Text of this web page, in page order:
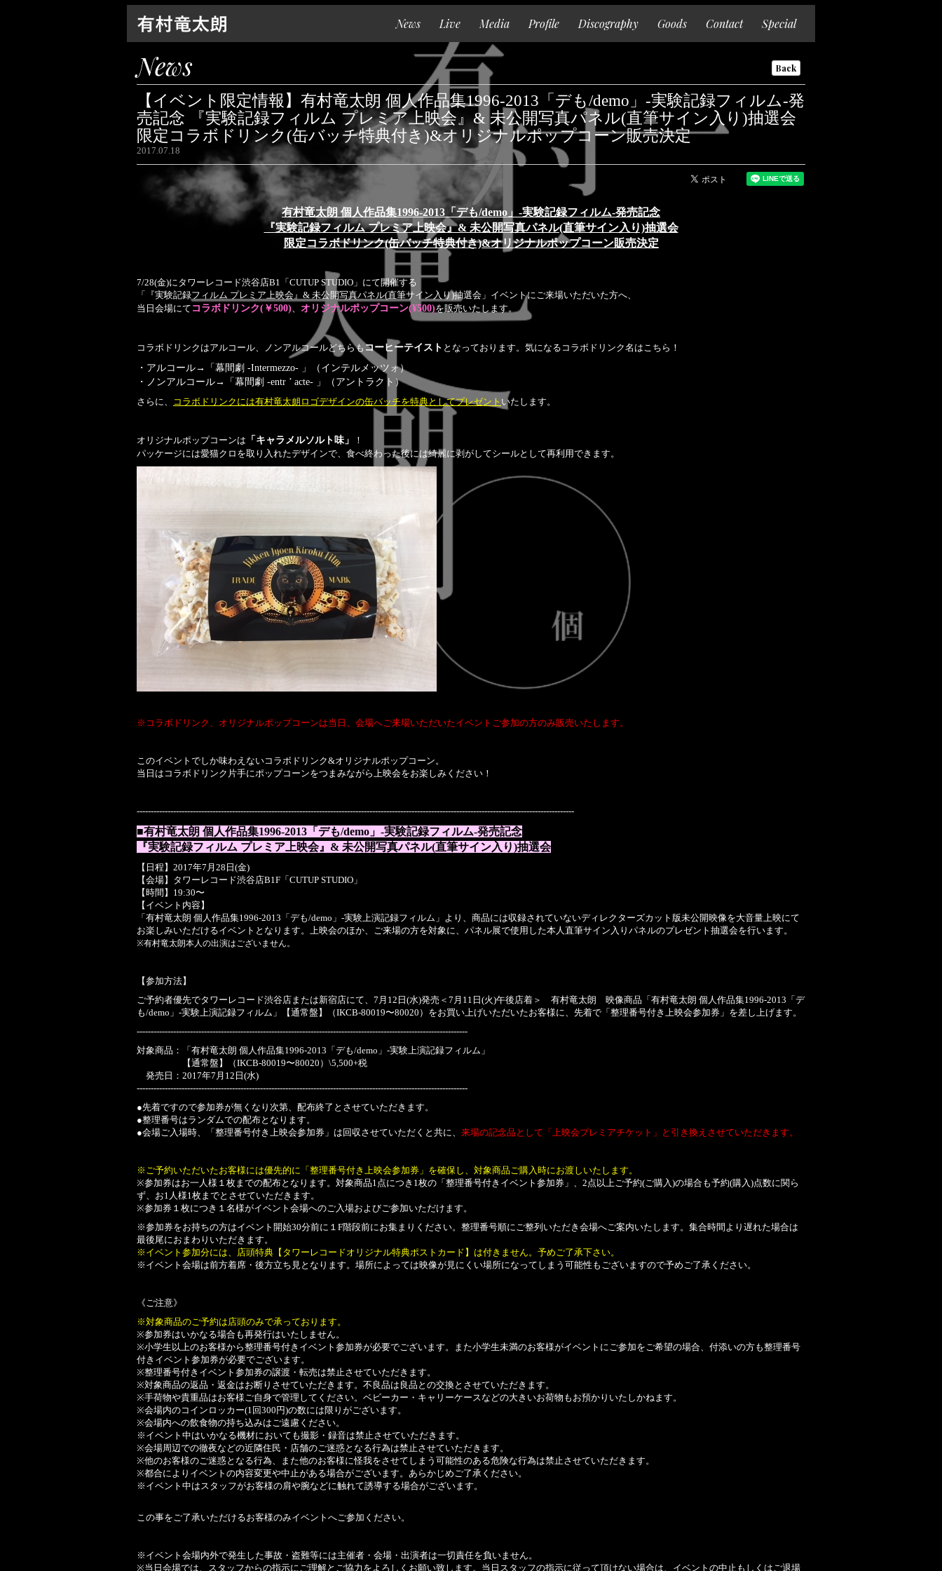
News Live Media Profile Discography Goods Contact Special
Top
News
Live
Media
Profile
Discography
Goods
Contact
Special
News Back
【イベント限定情報】有村竜太朗 個人作品集1996-2013「デも/demo」-実験記録フィルム-発
売記念 『実験記録フィルム プレミア上映会』& 未公開写真パネル(直筆サイン入り)抽選会
限定コラボドリンク(缶バッチ特典付き)&オリジナルポップコーン販売決定
2017.07.18
有村竜太朗 個人作品集1996-2013「デも/demo」-実験記録フィルム-発売記念
『実験記録フィルム プレミア上映会』& 未公開写真パネル(直筆サイン入り)抽選会
限定コラボドリンク(缶バッチ特典付き)&オリジナルポップコーン販売決定
7/28(金)にタワーレコード渋谷店B1「CUTUP STUDIO」にて開催する
「『実験記録フィルム プレミア上映会』& 未公開写真パネル(直筆サイン入り)抽選会」イベントにご来場いただいた方へ、
当日会場にて コラボドリンク(￥500)、 オリジナルポップコーン(¥500)を販売いたします。
コラボドリンクはアルコール、ノンアルコールどちらも コーヒーテイスト となっております。気になるコラボドリンク名はこちら！
・アルコール→「幕間劇 -Intermezzo- 」（インテルメッツォ）
・ノンアルコール→「幕間劇 -entr ’ acte- 」（アントラクト）
さらに、
コラボドリンクには有村竜太朗ロゴデザインの缶バッチを特典としてプレゼント いたします。
オリジナルポップコーンは 「キャラメルソルト味」
！
パッケージには愛猫クロを取り入れたデザインで、食べ終わった後には綺麗に剥がしてシールとして再利用できます。
※コラボドリンク、オリジナルポップコーンは当日、会場へご来場いただいたイベントご参加の方のみ販売いたします。
このイベントでしか味わえないコラボドリンク&オリジナルポップコーン。
当日はコラボドリンク片手にポップコーンをつまみながら上映会をお楽しみください！
------------------------------------------------------------------------------------------------------------------------------------------------------------
■有村竜太朗 個人作品集1996-2013 「デも/demo 」 -実験記録フィルム-発売記念
『実験記録フィルム プレミア上映会』 & 未公開写真パネル(直筆サイン入り)抽選会
【日程】2017年7月28日(金)
【会場】タワーレコード渋谷店B1F「CUTUP STUDIO」
【時間】19:30〜
【イベント内容】
「有村竜太朗 個人作品集1996-2013「デも/demo」-実験上演記録フィルム」より、商品には収録されていないディレクターズカット版未公開映像を大音量上映にて
お楽しみいただけるイベントとなります。上映会のほか、ご来場の方を対象に、パネル展で使用した本人直筆サイン入りパネルのプレゼント抽選会を行います。
※有村竜太朗本人の出演はございません。
【参加方法】
ご予約者優先でタワーレコード渋谷店または新宿店にて、7月12日(水)発売＜7月11日(火)午後店着＞ 有村竜太朗 映像商品「有村竜太朗 個人作品集1996-2013「デ
も/demo」-実験上演記録フィルム」【通常盤】（IKCB-80019〜80020）をお買い上げいただいたお客様に、先着で「整理番号付き上映会参加券」を差し上げます。
----------------------------------------------------------------------------------------------------------------------
対象商品：「有村竜太朗 個人作品集1996-2013「デも/demo」-実験上演記録フィルム」
【通常盤】（IKCB-80019〜80020）\5,500+税
発売日：2017年7月12日(水)
----------------------------------------------------------------------------------------------------------------------
●先着ですので参加券が無くなり次第、配布終了とさせていただきます。
●整理番号はランダムでの配布となります。
●会場ご入場時、「整理番号付き上映会参加券」は回収させていただくと共に、 来場の記念品として「上映会プレミアチケット」と引き換えさせていただきます。
※ご予約いただいたお客様には優先的に「整理番号付き上映会参加券」を確保し、対象商品ご購入時にお渡しいたします。
※参加券はお一人様１枚までの配布となります。対象商品1点につき1枚の「整理番号付きイベント参加券」、2点以上ご予約(ご購入)の場合も予約(購入)点数に関ら
ず、お1人様1枚までとさせていただきます。
※参加券１枚につき１名様がイベント会場へのご入場およびご参加いただけます。
※参加券をお持ちの方はイベント開始30分前に１F階段前にお集まりください。整理番号順にご整列いただき会場へご案内いたします。集合時間より遅れた場合は
最後尾におまわりいただきます。
※イベント参加分には、店頭特典【タワーレコードオリジナル特典ポストカード】は付きません。予めご了承下さい。
※イベント会場は前方着席・後方立ち見となります。場所によっては映像が見にくい場所になってしまう可能性もございますので予めご了承ください。
《ご注意》
※対象商品のご予約は店頭のみで承っております。
※参加券はいかなる場合も再発行はいたしません。
※小学生以上のお客様から整理番号付きイベント参加券が必要でございます。また小学生未満のお客様がイベントにご参加をご希望の場合、付添いの方も整理番号
付きイベント参加券が必要でございます。
※整理番号付きイベント参加券の譲渡・転売は禁止させていただきます。
※対象商品の返品・返金はお断りさせていただきます。不良品は良品との交換とさせていただきます。
※手荷物や貴重品はお客様ご自身で管理してください。ベビーカー・キャリーケースなどの大きいお荷物もお預かりいたしかねます。
※会場内のコインロッカー(1回300円)の数には限りがございます。
※会場内への飲食物の持ち込みはご遠慮ください。
※イベント中はいかなる機材においても撮影・録音は禁止させていただきます。
※会場周辺での徹夜などの近隣住民・店舗のご迷惑となる行為は禁止させていただきます。
※他のお客様のご迷惑となる行為、また他のお客様に怪我をさせてしまう可能性のある危険な行為は禁止させていただきます。
※都合によりイベントの内容変更や中止がある場合がございます。あらかじめご了承ください。
※イベント中はスタッフがお客様の肩や腕などに触れて誘導する場合がございます。
この事をご了承いただけるお客様のみイベントへご参加ください。
※イベント会場内外で発生した事故・盗難等には主催者・会場・出演者は一切責任を負いません。
※当日会場では、スタッフからの指示にご理解とご協力をよろしくお願い致します。当日スタッフの指示に従って頂けない場合は、イベントの中止もしくはご退場